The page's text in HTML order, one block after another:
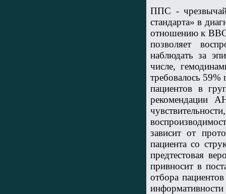
ППС -
стандарта» в
отношению к ВВС
позволяет
наблюдать за
числе,
требовалось
пациентов в
рекомендации
зависит от
пациента со
предтестовая
привносит в
отбора
информативности